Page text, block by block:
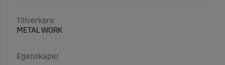
Tillverkare
METAL WORK
Egenskaper